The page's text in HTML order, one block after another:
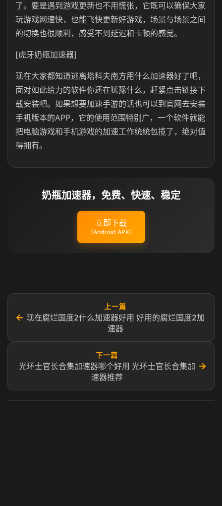
了。要是遇到游戏更新也不用慌张，它既可以确保大家
玩游戏网速快，也能飞快更新好游戏，场景与场景之间
的切换也很顺利，感受不到延迟和卡顿的感觉。
[虎牙奶瓶加速器]
现在大家都知道逃离塔科夫南方用什么加速器好了吧，
面对如此给力的软件你还在犹豫什么，赶紧点击链接下
载安装吧。如果想要加速手游的话也可以到官网去安装
手机版本的APP，它的使用范围特别广，一个软件就能
把电脑游戏和手机游戏的加速工作统统包揽了，绝对值
得拥有。
奶瓶加速器，免费、快速、稳定
立即下载
（Android APK）
←
上一篇
现在腐烂国度2什么加速器好用 好用的腐烂国度2加
速器
下一篇
光环士官长合集加速器哪个好用 光环士官长合集加
速器推荐
→